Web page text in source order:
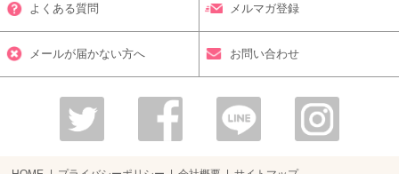
よくある質問 メルマガ登録
メールが届かない方へ お問い合わせ